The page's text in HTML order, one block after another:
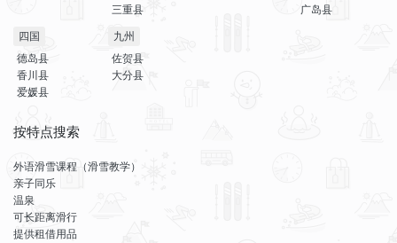
三重县
广岛县
四国
德岛县
香川县
爱媛县
九州
佐贺县
大分县
按特点搜索
外语滑雪课程（滑雪教学）
亲子同乐
温泉
可长距离滑行
提供租借用品